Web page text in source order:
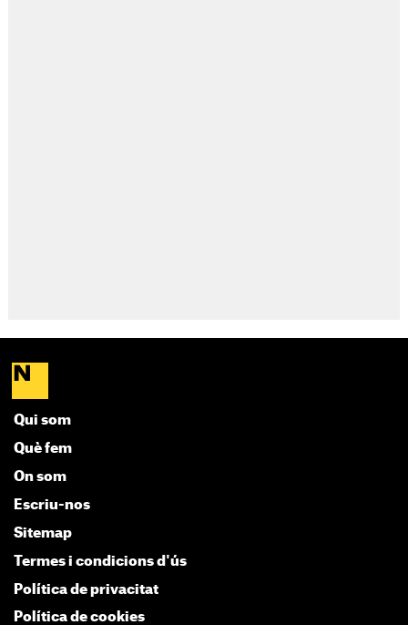
Qui som
Què fem
On som
Escriu-nos
Sitemap
Termes i condicions d'ús
Política de privacitat
Política de cookies